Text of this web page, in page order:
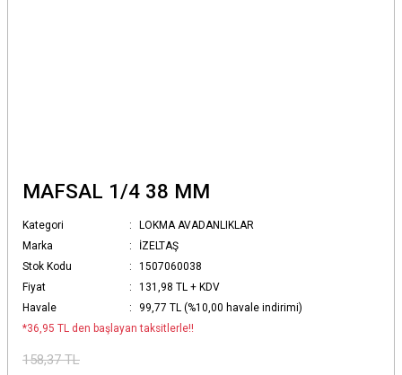
MAFSAL 1/4 38 MM
Kategori
LOKMA AVADANLIKLAR
Marka
İZELTAŞ
Stok Kodu
1507060038
Fiyat
131,98 TL + KDV
Havale
99,77 TL (%10,00 havale indirimi)
*36,95 TL den başlayan taksitlerle!!
158,37 TL